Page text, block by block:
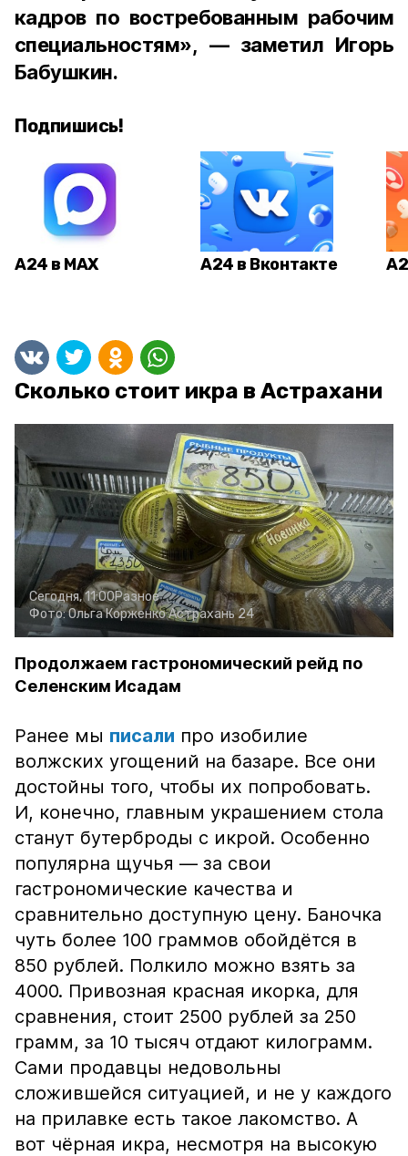
кадров по востребованным рабочим
специальностям», — заметил Игорь
Бабушкин.
Подпишись!
А24 в MAX А24 в Вконтакте
Сколько стоит икра в Астрахани
Сегодня, 11:00Разное
Фото:Ольга КорженкоАстрахань 24
Продолжаем гастрономический рейд по
Селенским Исадам
Ранее мы писали про изобилие
волжских угощений на базаре. Все они
достойны того, чтобы их попробовать.
И, конечно, главным украшением стола
станут бутерброды с икрой. Особенно
популярна щучья — за свои
гастрономические качества и
сравнительно доступную цену. Баночка
чуть более 100 граммов обойдётся в
850 рублей. Полкило можно взять за
4000. Привозная красная икорка, для
сравнения, стоит 2500 рублей за 250
грамм, за 10 тысяч отдают килограмм.
Сами продавцы недовольны
сложившейся ситуацией, и не у каждого
на прилавке есть такое лакомство. А
вот чёрная икра, несмотря на высокую